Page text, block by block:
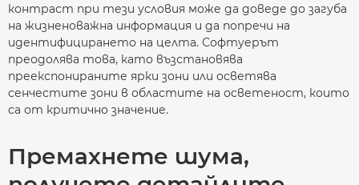
контраст при тези условия може да доведе до загуба
на жизненоважна информация и да попречи на
идентифицирането на целта. Софтуерът
преодолява това, като възстановява
преекспонираните ярки зони или осветява
сенчестите зони в областите на осветеност, които
са от критично значение.
Премахнете шума,